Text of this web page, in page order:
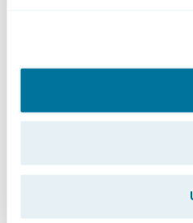
Was
Die AI Science Fair
hat es uns ermöglicht,
auch deutlich vor